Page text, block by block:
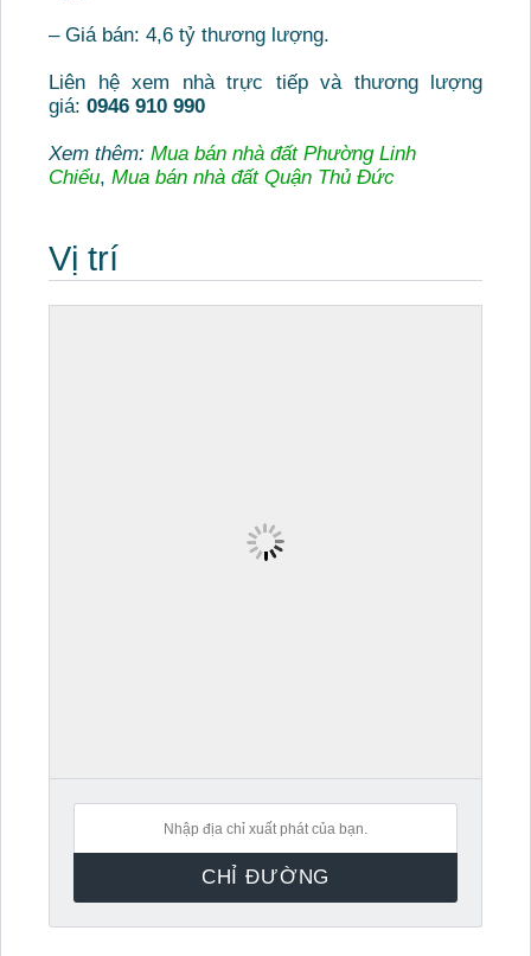
– Giá bán: 4,6 tỷ thương lượng.
Liên hệ xem nhà trực tiếp và thương lượng
giá: 0946 910 990
Xem thêm: Mua bán nhà đất Phường Linh
Chiểu, Mua bán nhà đất Quận Thủ Đức
Vị trí